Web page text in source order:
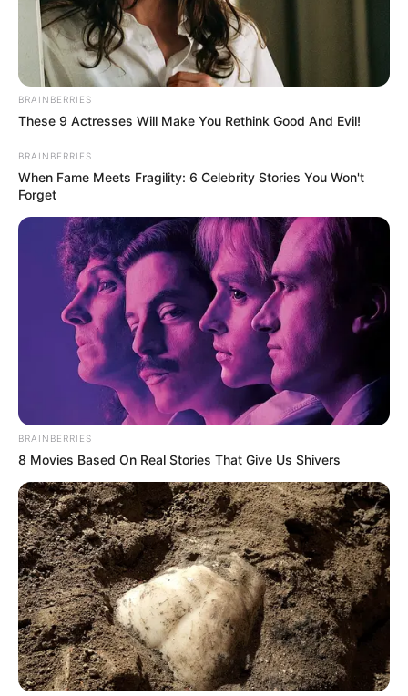
BRAINBERRIES
These 9 Actresses Will Make You Rethink Good And Evil!
BRAINBERRIES
When Fame Meets Fragility: 6 Celebrity Stories You Won't
Forget
BRAINBERRIES
8 Movies Based On Real Stories That Give Us Shivers